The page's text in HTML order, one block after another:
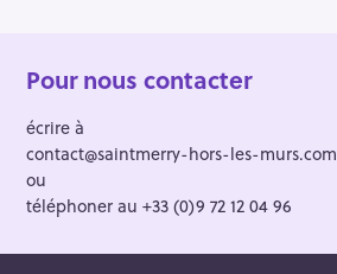
Pour nous contacter
écrire à
contact@saintmerry-hors-les-murs.com
ou
téléphoner au +33 (0)9 72 12 04 96